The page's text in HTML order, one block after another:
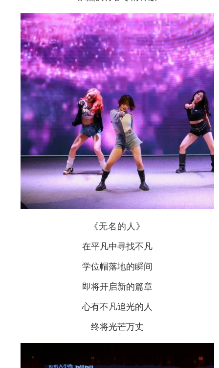
《无名的人》
在平凡中寻找不凡
学位帽落地的瞬间
即将开启新的篇章
心有不凡追光的人
终将光芒万丈